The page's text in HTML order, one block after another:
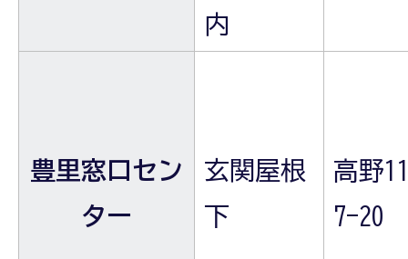
内
豊里窓口セン
ター
玄関屋根
下
高野
7-20